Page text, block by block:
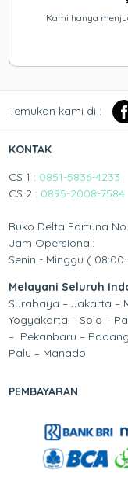
Kami hanya
Temukan kami di :
KONTAK
CS 1 : 0851-5836-4233
CS 2 : 0895-2008-7584
Ruko Delta Fortuna
Jam Opersional:
Senin - Minggu ( 08:00
Melayani Seluruh
Surabaya – Jakarta –
Yogyakarta – Solo –
– Pekanbaru –
Palu – Manado
PEMBAYARAN